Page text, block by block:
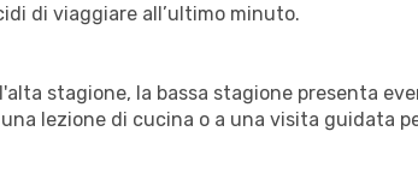
di viaggiare all’ultimo minuto.
stagione, la bassa stagione presenta
lezione di cucina o a una visita guidata